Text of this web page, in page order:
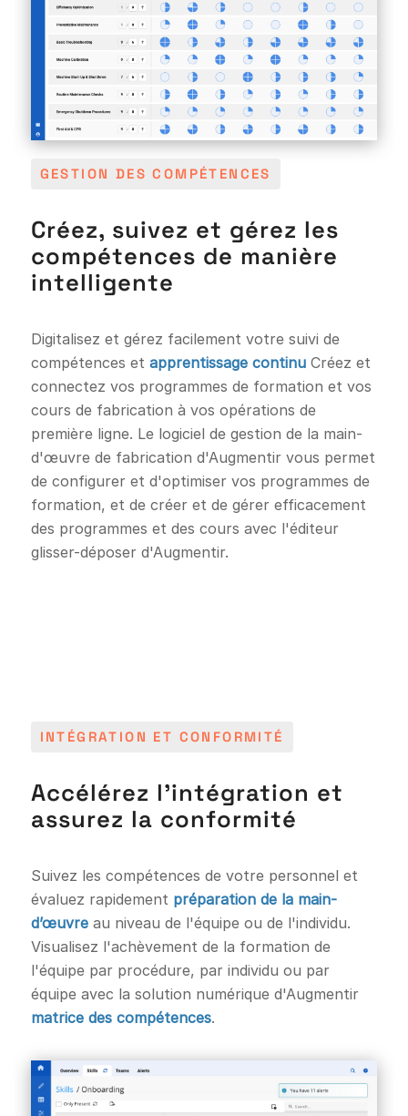
GESTION DES COMPÉTENCES
Créez, suivez et gérez les
compétences de manière
intelligente
Digitalisez et gérez facilement votre suivi de
compétences et apprentissage continuCréez et
connectez vos programmes de formation et vos
cours de fabrication à vos opérations de
première ligne. Le logiciel de gestion de la main-
d'œuvre de fabrication d'Augmentir vous permet
de configurer et d'optimiser vos programmes de
formation, et de créer et de gérer efficacement
des programmes et des cours avec l'éditeur
glisser-déposer d'Augmentir.
INTÉGRATION ET CONFORMITÉ
Accélérez l’intégration et
assurez la conformité
Suivez les compétences de votre personnel et
évaluez rapidement préparation de la main-
d’œuvreau niveau de l'équipe ou de l'individu.
Visualisez l'achèvement de la formation de
l'équipe par procédure, par individu ou par
équipe avec la solution numérique d'Augmentir
matrice des compétences.